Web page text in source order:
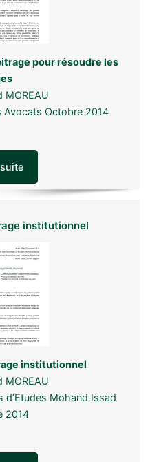
pour résoudre les
MOREAU
Avocats Octobre 2014
institutionnel
institutionnel
MOREAU
d’Etudes Mohand Issad
2014